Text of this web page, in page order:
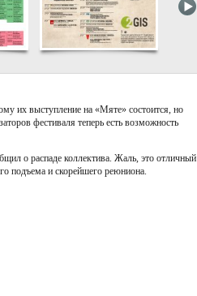
их выступление на «Мяте» состоится, но
фестиваля теперь есть возможность
о распаде коллектива. Жаль, это отличный
подъема и скорейшего реюниона.